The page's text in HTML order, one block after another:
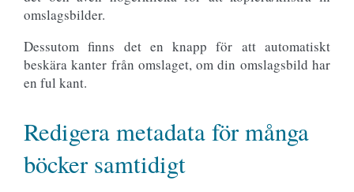
omslagsbilder.
Dessutom finns det en knapp för att automatiskt
beskära kanter från omslaget, om din omslagsbild har
en ful kant.
Redigera metadata för många
böcker samtidigt